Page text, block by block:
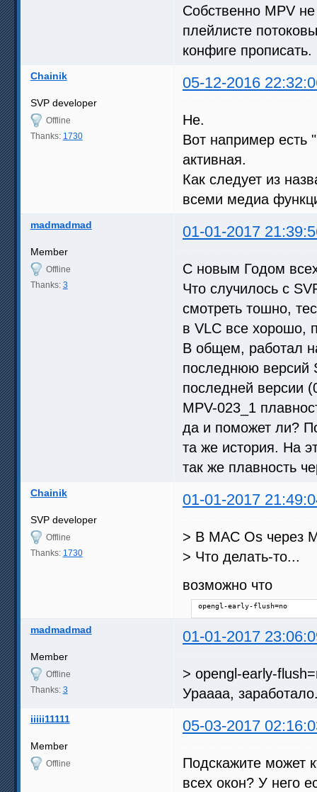
Собственно MPV
плейлисте
конфиге прописать.
Chainik 05-12-2016
SVP developer
Offline
Thanks: 1730
Не.
Вот например есть
активная.
Как следует из
всеми медиа
madmadmad 01-01-2017
Member
Offline
Thanks: 3
С новым Годом
Что случилось с
смотреть тошно,
в VLC все хорошо,
В общем, работал
последнюю версий
последней версии
MPV-023_1
да и поможет ли?
та же история. На
так же плавность
Chainik 01-01-2017
SVP developer
Offline
Thanks: 1730
> В MAC Os через
> Что делать-то...
возможно что
opengl-early-flush=no
madmadmad 01-01-2017
Member
Offline
Thanks: 3
> opengl-early-
Ураааа,
iiiii11111 05-03-2017
Member
Offline
Подскажите может
всех окон? У него